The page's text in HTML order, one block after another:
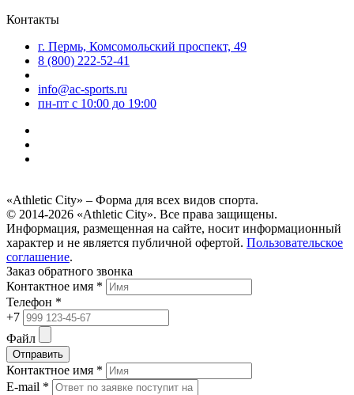
Контакты
г. Пермь, Комсомольский проспект, 49
8 (800) 222-52-41
info@ac-sports.ru
пн-пт c 10:00 до 19:00
«Athletic City» – Форма для всех видов спорта.
© 2014-2026 «Athletic City». Все права защищены.
Информация, размещенная на сайте, носит информационный
характер и не является публичной офертой. Пользовательское
соглашение.
Заказ обратного звонка
Контактное имя *
Телефон *
+7
Файл
Отправить
Контактное имя *
E-mail *